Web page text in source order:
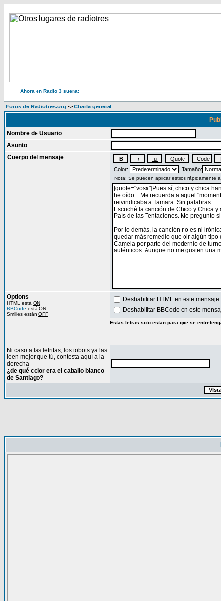
Ahora en Radio 3 suena:
Foros de Radiotres.org -> Charla general
Nombre de Usuario
Asunto
Cuerpo del mensaje
Color: Tamaño:
Options
HTML está ON
BBCode está ON
Smilies están OFF
Deshabilitar HTML en este mensaje
Deshabilitar BBCode en este
Estas letras solo estan para que se
Ni caso a las letritas, los robots ya las
leen mejor que tú, contesta aquí a la
derecha
¿de qué color era el caballo blanco
de Santiago?